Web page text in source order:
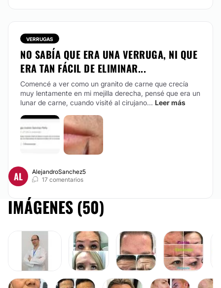
VERRUGAS
NO SABÍA QUE ERA UNA VERRUGA, NI QUE
ERA TAN FÁCIL DE ELIMINAR...
Comencé a ver como un granito de carne que crecía
muy lentamente en mi mejilla derecha, pensé que era un
lunar de carne, cuando visité al cirujano... Leer más
AL
AlejandroSanchez5
17 comentarios
IMÁGENES (50)